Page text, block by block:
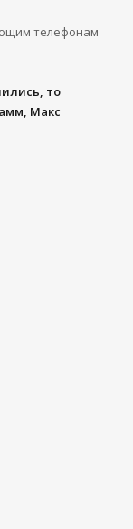
телефонам
то
Макс